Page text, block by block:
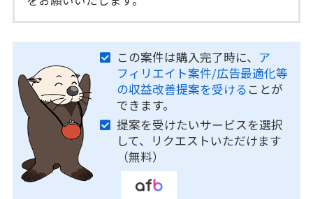
この案件は購入完了時に、 ア
フィリエイト案件/広告最適化等
の収益改善提案を受ける ことが
できます。
提案を受けたいサービスを選択
して、リクエストいただけます
（無料）